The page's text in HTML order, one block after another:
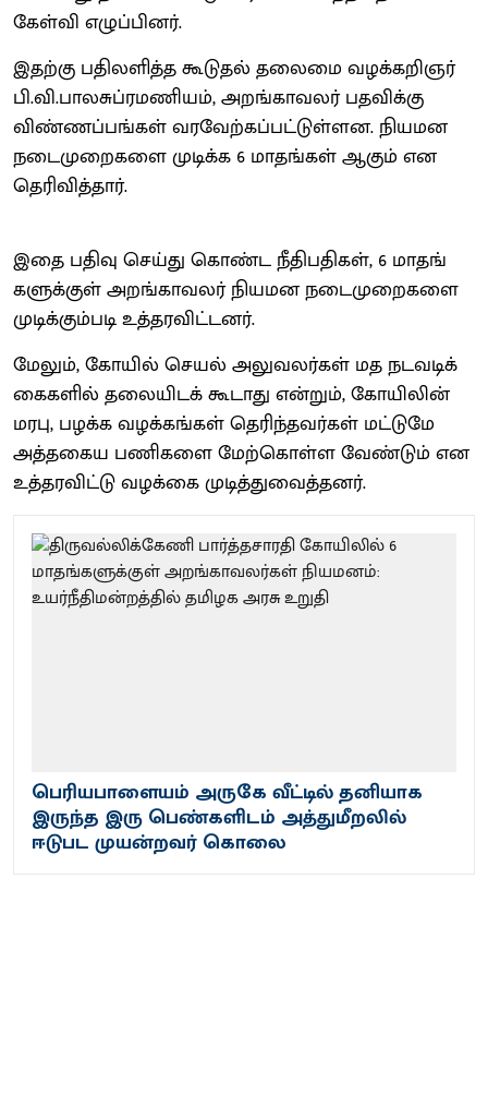
கேள்வி எழுப்​பினர்.
இதற்கு பதிலளித்த கூடு​தல் தலைமை வழக்​கறிஞர்
பி.​வி.​பாலசுப்​ரமணி​யம், அறங்​காவலர் பதவிக்கு
விண்​ணப்​பங்​கள் வரவேற்​கப்​பட்​டுள்​ளன. நியமன
நடை​முறை​களை முடிக்க 6 மாதங்​கள் ஆகும் என
தெரி​வித்​தார்.
இதை பதிவு செய்து கொண்ட நீதிப​தி​கள், 6 மாதங்​
களுக்​குள் அறங்​காவலர் நியமன நடை​முறை​களை
முடிக்கும்​படி உத்​தர​விட்டனர்.
மேலும், கோயில் செயல் அலு​வலர்​கள் மத நடவடிக்​
கை​களில் தலை​யிடக் கூடாது என்​றும், கோயி​லின்
மரபு, பழக்க வழக்​கங்​கள் தெரிந்​தவர்​கள் மட்​டுமே
அத்தகைய பணிகளை மேற்​கொள்ள வேண்​டும் என
உத்​தர​விட்டு வழக்​கை முடித்​து​வைத்​தனர்​.
பெரியபாளையம் அருகே வீட்டில் தனியாக
இருந்த இரு பெண்களிடம் அத்துமீறலில்
ஈடுபட முயன்றவர் கொலை